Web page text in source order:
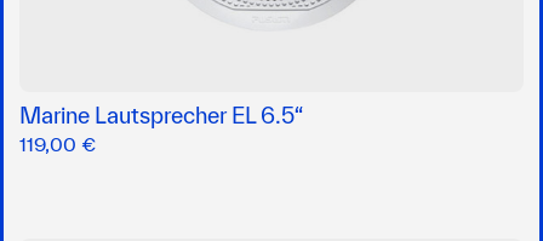
Marine Lautsprecher EL 6.5“
119,00 €